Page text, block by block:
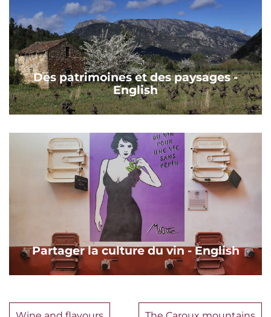
Des patrimoines et des paysages -
English
Partager la culture du vin - English